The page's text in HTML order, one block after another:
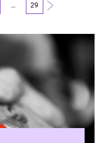
… 29